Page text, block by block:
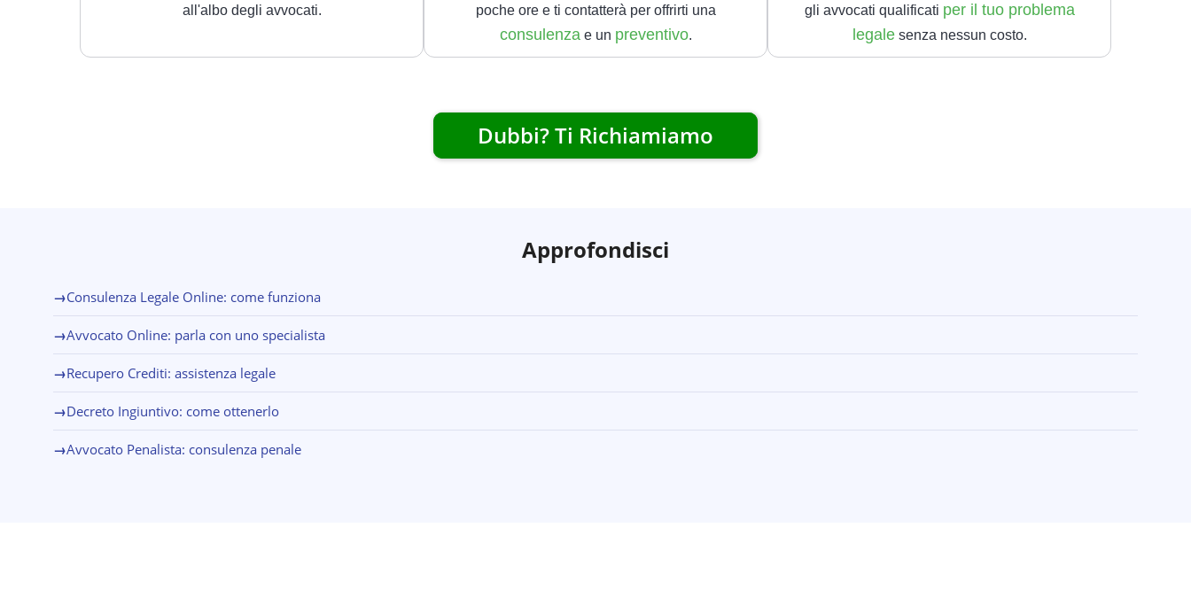
all'albo degli avvocati.
poche ore e ti contatterà per offrirti una
consulenza e un preventivo.
gli avvocati qualificati per il tuo problema
legale senza nessun costo.
Dubbi? Ti Richiamiamo
Approfondisci
→Consulenza Legale Online: come funziona
→Avvocato Online: parla con uno specialista
→Recupero Crediti: assistenza legale
→Decreto Ingiuntivo: come ottenerlo
→Avvocato Penalista: consulenza penale